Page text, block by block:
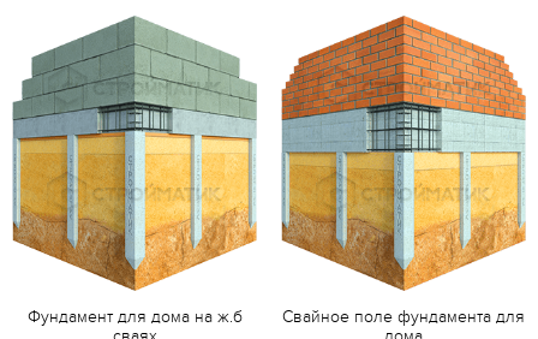
Фундамент для дома на ж.б
Свайное поле фундамента для